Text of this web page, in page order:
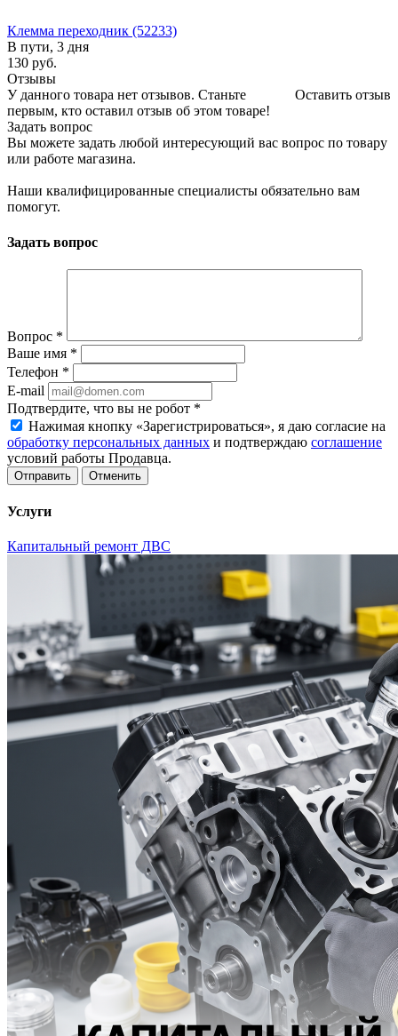
Клемма переходник (52233)
В пути, 3 дня
130 руб.
Отзывы
Оставить отзыв
У данного товара нет отзывов. Станьте
первым, кто оставил отзыв об этом товаре!
Задать вопрос
Вы можете задать любой интересующий вас вопрос по товару
или работе магазина.
Наши квалифицированные специалисты обязательно вам
помогут.
Задать вопрос
Вопрос *
Ваше имя *
Телефон *
E-mail
Подтвердите, что вы не робот *
Нажимая кнопку «Зарегистрироваться», я даю согласие на
обработку персональных данных и подтверждаю соглашение
условий работы Продавца.
Отменить
Услуги
Капитальный ремонт ДВС